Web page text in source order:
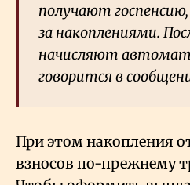
получают
за накоплениями.
начисляют
говорится в
При этом накопления
взносов по-прежнему